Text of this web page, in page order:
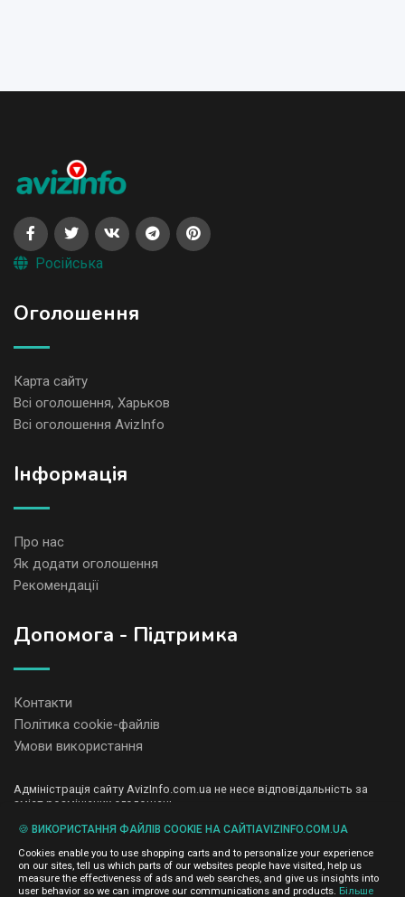
Російська
Оголошення
Карта сайту
Всі оголошення, Харьков
Всі оголошення AvizInfo
Iнформація
Про нас
Як додати оголошення
Рекомендації
Допомога - Підтримка
Контакти
Політика cookie-файлів
Умови використання
Адміністрація сайту AvizInfo.com.ua не несе відповідальність за
зміст розміщених оголошень.
і не продаємо особисту інформацію зареєстрованих користувачів
AvizInfo.com.ua третім особам. Ми не відповідаємо за правила
конфіденційності сайтів на які посилається AvizInfo.com.ua. На
деяких сторінках нашого сайту представлена реклама Google
Adsense Advertising Network. Щоб дізнатися детальніше про
🍪 ВИКОРИСТАННЯ ФАЙЛІВ COOKIE НА САЙТІAVIZINFO.COM.UA
Cookies enable you to use shopping carts and to personalize your experience
on our sites, tell us which parts of our websites people have visited, help us
measure the effectiveness of ads and web searches, and give us insights into
user behavior so we can improve our communications and products. Більше